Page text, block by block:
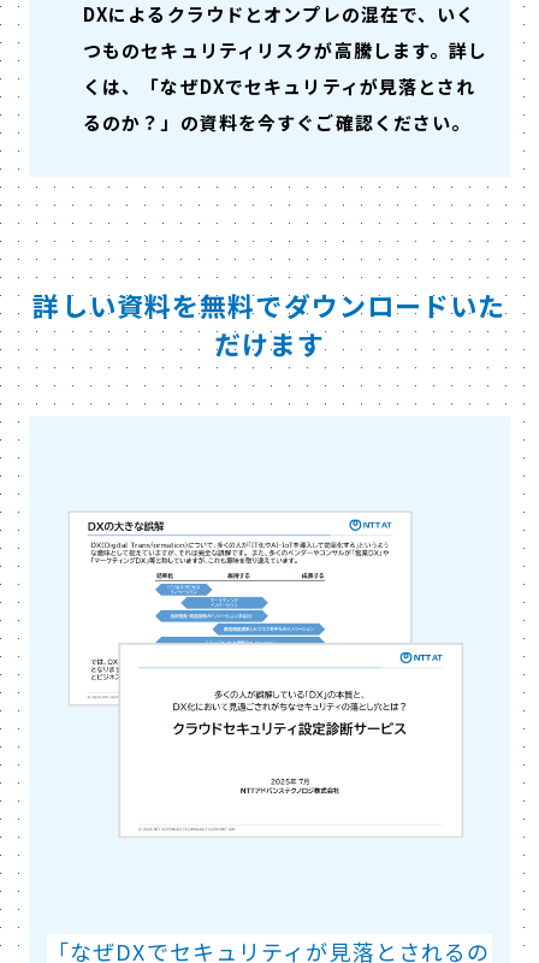
DXによるクラウドとオンプレの混在で、いく
つものセキュリティリスクが高騰します。詳し
くは、「なぜDXでセキュリティが見落とされ
るのか？」の資料を今すぐご確認ください。
詳しい資料を無料でダウンロードいた
だけます
「なぜDXでセキュリティが見落とされるの